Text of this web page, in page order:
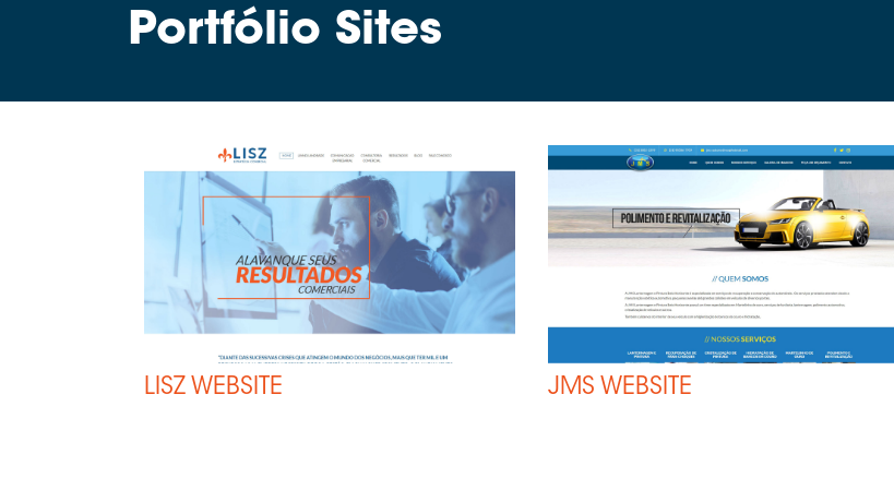
Design Gráfico
Clientes
Serviços – Manutenção de Sites
WordPress
Blog
Portfólio Sites
LISZ WEBSITE JMS WEBSITE